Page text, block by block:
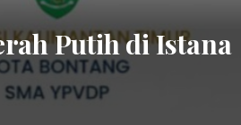
Putih di Istana